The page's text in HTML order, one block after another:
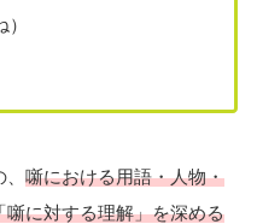
噺における用語・人物・
に対する理解」を深める